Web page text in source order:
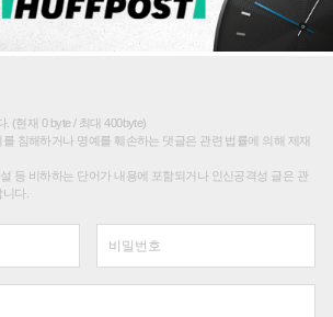
(현재 0 byte / 최대 400byte)
침해하거나 명예를 훼손하는 댓글은 관련 법률에 의해 제재
등 비하하는 단어가 내용에 포함되거나 인신공격성 글은 관
다.